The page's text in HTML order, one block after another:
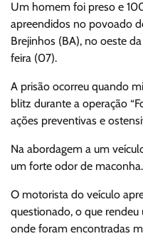
Um homem foi preso e
apreendidos no povoado
Brejinhos (BA), no oeste
feira (07).
A prisão ocorreu quando
blitz durante a operação
ações preventivas e
Na abordagem a um
um forte odor de maconha.
O motorista do veículo
questionado, o que
onde foram encontradas